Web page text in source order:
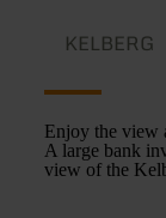
KELBERG
Enjoy the view
A large bank
view of the